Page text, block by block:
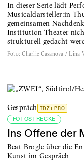
In dieser Serie lädt
Musicaldarsteller:in
gemeinsamen
Institution Theater
strukturell gedacht
Foto: Charlie Casanova / Lina
Gespräch TDZ+ PRO
FOTOSTRECKE
Ins Offene der
Beat Brogle über die
Kunst im Gespräch